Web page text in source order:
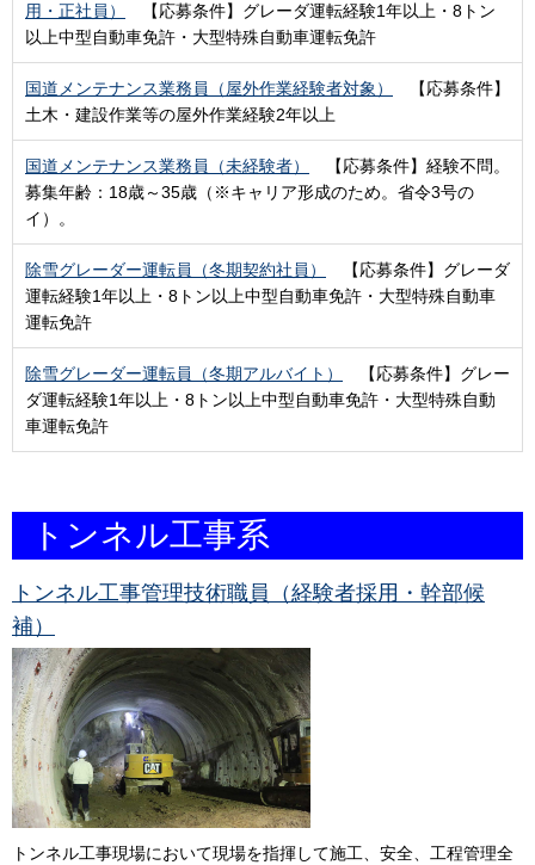
用・正社員）
【応募条件】グレーダ運転経験1年以上・8トン
以上中型自動車免許・大型特殊自動車運転免許
国道メンテナンス業務員（屋外作業経験者対象）
【応募条件】
土木・建設作業等の屋外作業経験2年以上
国道メンテナンス業務員（未経験者）
【応募条件】経験不問。
募集年齢：18歳～35歳（※キャリア形成のため。省令3号の
イ）。
除雪グレーダー運転員（冬期契約社員）
【応募条件】グレーダ
運転経験1年以上・8トン以上中型自動車免許・大型特殊自動車
運転免許
除雪グレーダー運転員（冬期アルバイト）
【応募条件】グレー
ダ運転経験1年以上・8トン以上中型自動車免許・大型特殊自動
車運転免許
トンネル工事系
トンネル工事管理技術職員（経験者採用・幹部候
補）
トンネル工事現場において現場を指揮して施工、安全、工程管理全